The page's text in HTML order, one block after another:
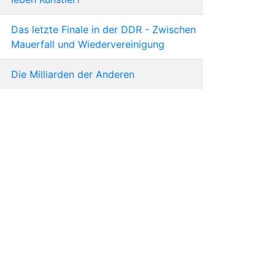
Das letzte Finale in der DDR - Zwischen
Mauerfall und Wiedervereinigung
Die Milliarden der Anderen